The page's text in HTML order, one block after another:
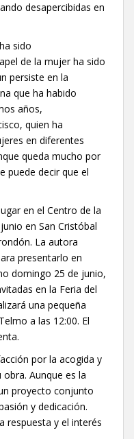
desapercibidas en
sido
de la mujer ha sido
persiste en la
que ha habido
años,
quien ha
en diferentes
queda mucho por
puede decir que el
en el Centro de la
en San Cristóbal
La autora
presentarlo en
domingo 25 de junio,
en la Feria del
una pequeña
a las 12:00. El
por la acogida y
Aunque es la
proyecto conjunto
y dedicación.
respuesta y el interés